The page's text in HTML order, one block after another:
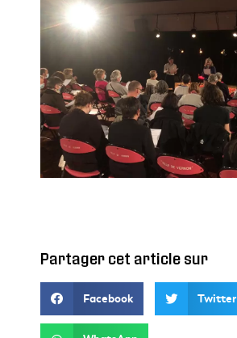
Partager cet article sur
Facebook Twitter